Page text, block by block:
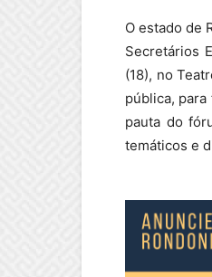
O estado de
Secretários
(18), no
pública,
pauta do
temáticos e